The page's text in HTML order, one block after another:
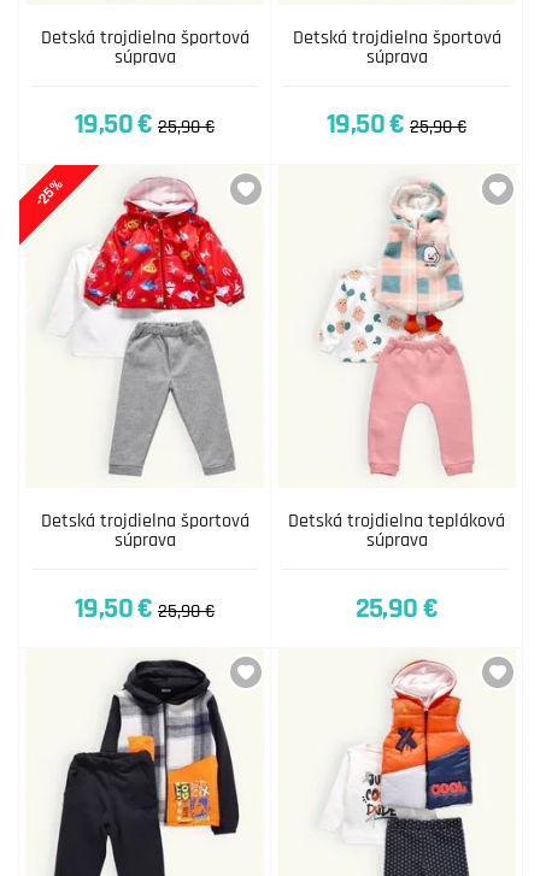
Detská trojdielna športová
súprava
19,50 € 25,90 €
Detská trojdielna športová
súprava
19,50 € 25,90 €
Detská trojdielna športová
súprava
-25%
19,50 € 25,90 €
Detská trojdielna tepláková
súprava
25,90 €